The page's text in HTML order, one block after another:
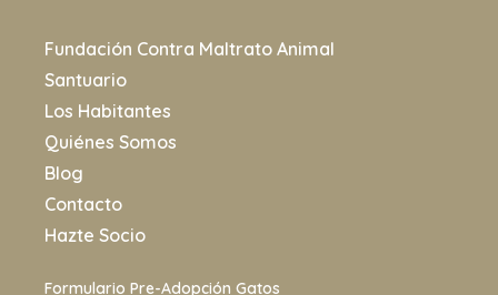
Fundación Contra Maltrato Animal
Santuario
Los Habitantes
Quiénes Somos
Blog
Contacto
Hazte Socio
Formulario Pre-Adopción Gatos